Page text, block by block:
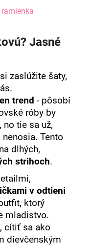
Jasné
zaslúžite šaty,
trend - pôsobí
róby by
tie sa už,
Tento
dlhých,
strihoch.
v odtieni
ktorý
mladistvo.
cítiť sa ako
dievčenským